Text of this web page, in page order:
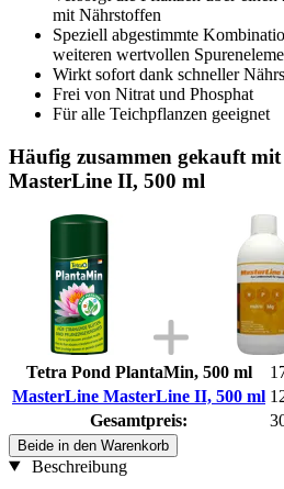
mit Nährstoffen
Speziell abgestimmte
weiteren wertvollen
Wirkt sofort dank schneller
Frei von Nitrat und Phosphat
Für alle Teichpflanzen geeignet
Häufig zusammen gekauft
MasterLine II, 500 ml
Tetra Pond PlantaMin, 500 ml
MasterLine MasterLine II, 500 ml
Gesamtpreis:
Beide in den Warenkorb
Beschreibung